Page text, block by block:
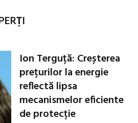
Ion Terguță: Creșterea
prețurilor la energie
reflectă lipsa
mecanismelor eficiente
de protecție